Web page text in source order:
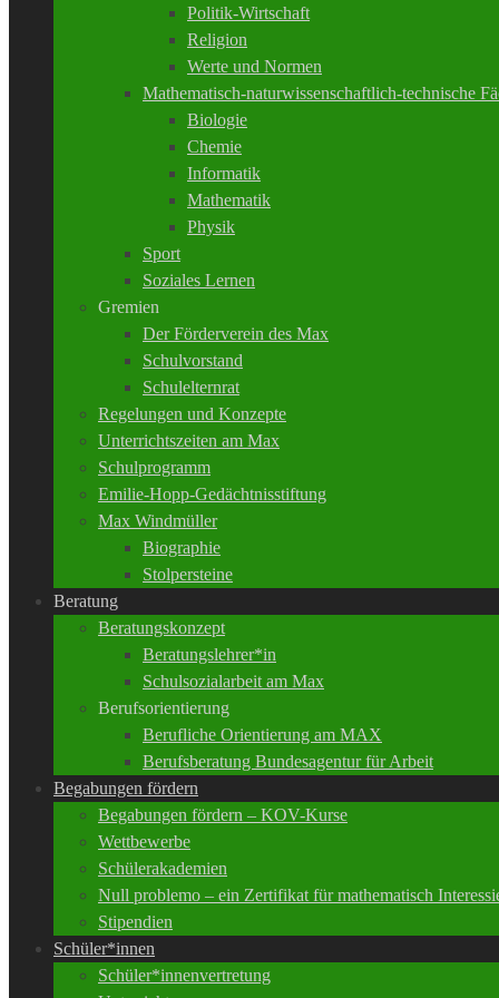
Politik-Wirtschaft
Religion
Werte und Normen
Mathematisch-naturwissenschaftlich-technische
Biologie
Chemie
Informatik
Mathematik
Physik
Sport
Soziales Lernen
Gremien
Der Förderverein des Max
Schulvorstand
Schulelternrat
Regelungen und Konzepte
Unterrichtszeiten am Max
Schulprogramm
Emilie-Hopp-Gedächtnisstiftung
Max Windmüller
Biographie
Stolpersteine
Beratung
Beratungskonzept
Beratungslehrer*in
Schulsozialarbeit am Max
Berufsorientierung
Berufliche Orientierung am MAX
Berufsberatung Bundesagentur für Arbeit
Begabungen fördern
Begabungen fördern – KOV-Kurse
Wettbewerbe
Schülerakademien
Null problemo – ein Zertifikat für mathematisch
Stipendien
Schüler*innen
Schüler*innenvertretung